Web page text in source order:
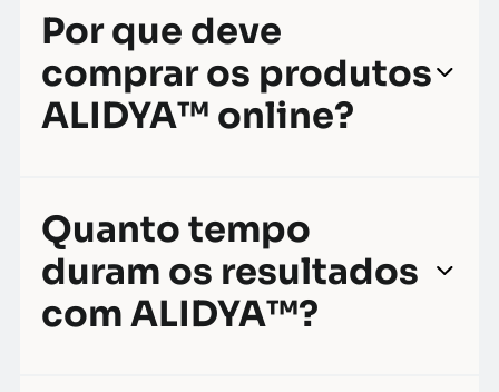
Por que deve
comprar os produtos
ALIDYA™ online?
Quanto tempo
duram os resultados
com ALIDYA™?